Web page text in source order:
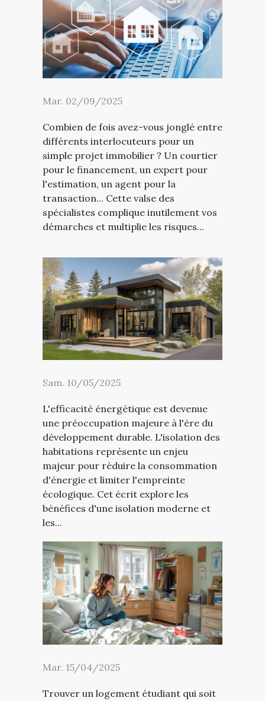
Mar. 02/09/2025
Combien de fois avez-vous jonglé entre
différents interlocuteurs pour un
simple projet immobilier ? Un courtier
pour le financement, un expert pour
l'estimation, un agent pour la
transaction... Cette valse des
spécialistes complique inutilement vos
démarches et multiplie les risques...
Sam. 10/05/2025
L'efficacité énergétique est devenue
une préoccupation majeure à l'ère du
développement durable. L'isolation des
habitations représente un enjeu
majeur pour réduire la consommation
d'énergie et limiter l'empreinte
écologique. Cet écrit explore les
bénéfices d'une isolation moderne et
les...
Mar. 15/04/2025
Trouver un logement étudiant qui soit